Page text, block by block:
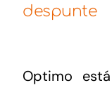
despunte
Optimo